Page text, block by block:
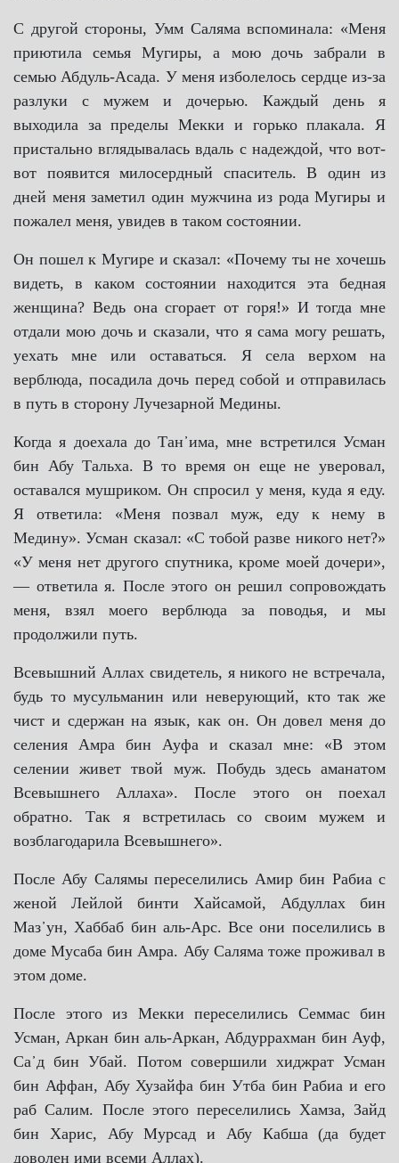
С другой стороны, Умм Саляма вспоминала: «Меня
приютила семья Мугиры, а мою дочь забрали в
семью Абдуль-Асада. У меня изболелось сердце из-за
разлуки с мужем и дочерью. Каждый день я
выходила за пределы Мекки и горько плакала. Я
пристально вглядывалась вдаль с надеждой, что вот-
вот появится милосердный спаситель. В один из
дней меня заметил один мужчина из рода Мугиры и
пожалел меня, увидев в таком состоянии.
Он пошел к Мугире и сказал: «Почему ты не хочешь
видеть, в каком состоянии находится эта бедная
женщина? Ведь она сгорает от горя!» И тогда мне
отдали мою дочь и сказали, что я сама могу решать,
уехать мне или оставаться. Я села верхом на
верблюда, посадила дочь перед собой и отправилась
в путь в сторону Лучезарной Медины.
Когда я доехала до Тан᾿има, мне встретился Усман
бин Абу Тальха. В то время он еще не уверовал,
оставался мушриком. Он спросил у меня, куда я еду.
Я ответила: «Меня позвал муж, еду к нему в
Медину». Усман сказал: «С тобой разве никого нет?»
«У меня нет другого спутника, кроме моей дочери»,
— ответила я. После этого он решил сопровождать
меня, взял моего верблюда за поводья, и мы
продолжили путь.
Всевышний Аллах свидетель, я никого не встречала,
будь то мусульманин или неверующий, кто так же
чист и сдержан на язык, как он. Он довел меня до
селения Амра бин Ауфа и сказал мне: «В этом
селении живет твой муж. Побудь здесь аманатом
Всевышнего Аллаха». После этого он поехал
обратно. Так я встретилась со своим мужем и
возблагодарила Всевышнего».
После Абу Салямы переселились Амир бин Рабиа с
женой Лейлой бинти Хайсамой, Абдуллах бин
Маз᾿ун, Хаббаб бин аль-Арс. Все они поселились в
доме Мусаба бин Амра. Абу Саляма тоже проживал в
этом доме.
После этого из Мекки переселились Семмас бин
Усман, Аркан бин аль-Аркан, Абдуррахман бин Ауф,
Са᾿д бин Убай. Потом совершили хиджрат Усман
бин Аффан, Абу Хузайфа бин Утба бин Рабиа и его
раб Салим. После этого переселились Хамза, Зайд
бин Харис, Абу Мурсад и Абу Кабша (да будет
доволен ими всеми Аллах).